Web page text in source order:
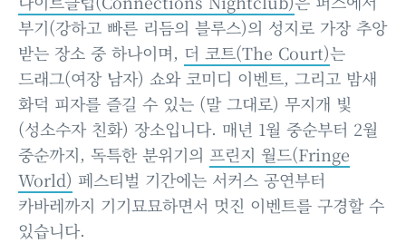
부기(강하고 빠른 리듬의 블루스)의 성지로 가장 추앙
받는 장소 중 하나이며, 더 코트(The Court)는
드래그(여장 남자) 쇼와 코미디 이벤트, 그리고 밤새
화덕 피자를 즐길 수 있는 (말 그대로) 무지개 빛
(성소수자 친화) 장소입니다. 매년 1월 중순부터 2월
중순까지, 독특한 분위기의 프린지 월드(Fringe
World) 페스티벌 기간에는 서커스 공연부터
카바레까지 기기묘묘하면서 멋진 이벤트를 구경할 수
있습니다.